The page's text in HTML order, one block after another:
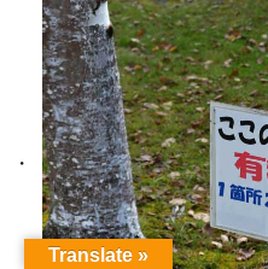
Translate »